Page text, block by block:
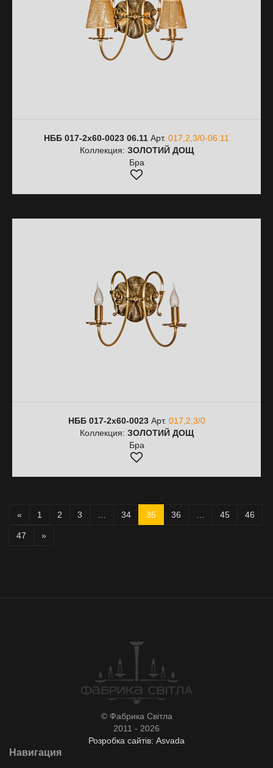
НББ 017-2х60-0023 06.11 Арт. 017,2,3/0-06.11
Коллекция: ЗОЛОТИЙ ДОЩ
Бра
НББ 017-2х60-0023Арт. 017,2,3/0
Коллекция: ЗОЛОТИЙ ДОЩ
Бра
« 1 2 3 34 35 36 45 46
47 »
© Фабрика Світла
2011 - 2026
Розробка сайтів: Asvada
Навигация